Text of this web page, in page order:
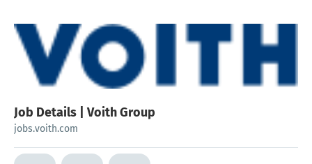
Job Details | Voith Group
jobs.voith.com